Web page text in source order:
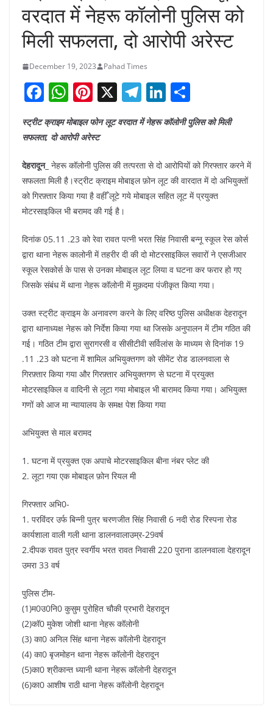
वरदात में नेहरू कॉलोनी पुलिस को
मिली सफलता, दो आरोपी अरेस्ट
December 19, 2023 Pahad Times
F
c
b
o
o
W
h
at
A
p
p
Pi
nt
er
st
X T
el
e
a
m
Li
n
k
dI
n
h
ar
स्ट्रीट क्राइम मोबाइल फोन लूट वरदात में नेहरू कॉलोनी पुलिस को मिली
सफलता, दो आरोपी अरेस्ट
देहरादून_ नेहरू कॉलोनी पुलिस की तत्परता से दो आरोपियों को गिरफ्तार करने में
सफलता मिली है।स्ट्रीट क्राइम मोबाइल फ़ोन लूट की वारदात में दो अभियुक्तों
को गिरफ़्तार किया गया है वहीँ लूटे गये मोबाइल सहित लूट में प्रयुक्त
मोटरसाइकिल भी बरामद की गई है।
दिनांक 05.11 .23 को रेवा रावत पत्नी भरत सिंह निवासी बन्नू स्कूल रेस कोर्स
द्वारा थाना नेहरू कालोनी में तहरीर दी की दो मोटरसाइकिल सवारों ने एसजीआर
स्कूल रेसकोर्स के पास से उनका मोबाइल लूट लिया व घटना कर फरार हो गए
जिसके संबंध में थाना नेहरू कॉलोनी में मुक़दमा पंजीकृत किया गया।
उक्त स्ट्रीट क्राइम के अनावरण करने के लिए वरिष्ठ पुलिस अधीक्षक देहरादून
द्वारा थानाध्यक्ष नेहरू को निर्देश किया गया था जिसके अनुपालन में टीम गठित की
गई। गठित टीम द्वारा सुरागरसी व सीसीटीवी सर्विलांस के माध्यम से दिनांक 19
.11 .23 को घटना में शामिल अभियुक्तगण को सीमेंट रोड डालनवाला से
गिरफ़्तार किया गया और गिरफ़्तार अभियुक्तगण से घटना में प्रयुक्त
मोटरसाइकिल व वादिनी से लूटा गया मोबाइल भी बारामद किया गया। अभियुक्त
गणों को आज मा न्यायालय के समक्ष पेश किया गया
अभियुक्त से माल बरामद
1. घटना में प्रयुक्त एक अपाचे मोटरसाइकिल बीना नंबर प्लेट की
2. लूटा गया एक मोबाइल फ़ोन रियल मी
गिरफ्तार अभि0-
1. परविंदर उर्फ बिन्नी पुत्र चरणजीत सिंह निवासी 6 नदी रोड रिस्पना रोड
कार्यशाला वाली गली थाना डालनवालाउम्र-29वर्ष
2.दीपक रावत पुत्र स्वर्गीय भरत रावत निवासी 220 पुराना डालनवाला देहरादून
उमरा 33 वर्ष
पुलिस टीम-
(1)म0उ0नि0 कुसुम पुरोहित चौकी प्रभारी देहरादून
(2)कॉ0 मुकेश जोशी थाना नेहरू कॉलोनी
(3) का0 अनिल सिंह थाना नेहरू कॉलोनी देहरादून
(4) का0 बृजमोहन थाना नेहरू कॉलोनी देहरादून
(5)का0 श्रीकान्त ध्यानी थाना नेहरू कॉलोनी देहरादून
(6)का0 आशीष राठी थाना नेहरू कॉलोनी देहरादून